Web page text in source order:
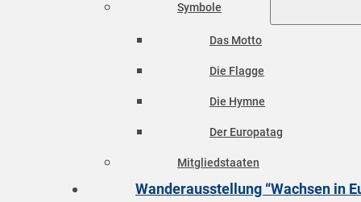
Symbole
Das Motto
Die Flagge
Die Hymne
Der Europatag
Mitgliedstaaten
Wanderausstellung “Wachsen in